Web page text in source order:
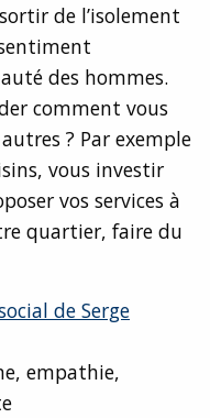
de l’isolement
des hommes.
comment vous
? Par exemple
vous investir
vos services à
quartier, faire du
de Serge
empathie,